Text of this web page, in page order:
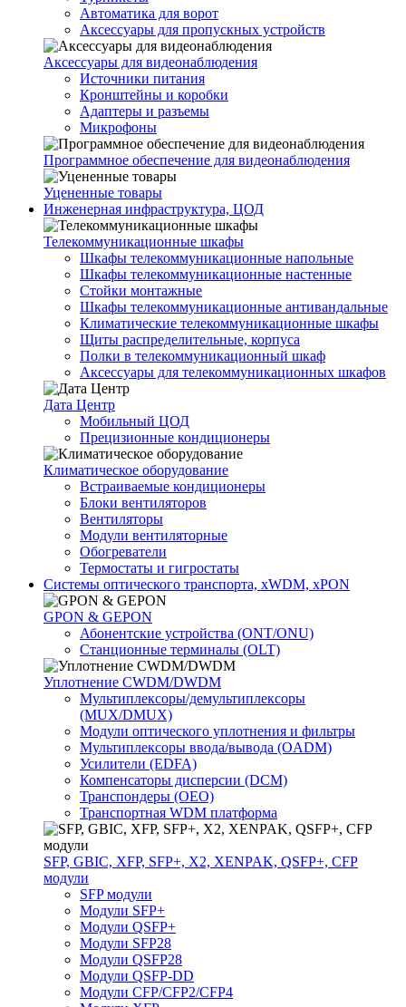
Автоматика для ворот
Аксессуары для пропускных устройств
Аксессуары для видеонаблюдения
Источники питания
Кронштейны и коробки
Адаптеры и разъемы
Микрофоны
Программное обеспечение для видеонаблюдения
Уцененные товары
Инженерная инфраструктура, ЦОД
Телекоммуникационные шкафы
Шкафы телекоммуникационные напольные
Шкафы телекоммуникационные настенные
Стойки монтажные
Шкафы телекоммуникационные антивандальные
Климатические телекоммуникационные шкафы
Щиты распределительные, корпуса
Полки в телекоммуникационный шкаф
Аксессуары для телекоммуникационных шкафов
Дата Центр
Мобильный ЦОД
Прецизионные кондиционеры
Климатичeское оборудование
Встраиваемые кондиционеры
Блоки вентиляторов
Вентиляторы
Модули вентиляторные
Обогреватели
Термостаты и гигростаты
Системы оптического транспорта, xWDM, xPON
GPON & GEPON
Абонентские устройства (ONT/ONU)
Станционные терминалы (OLT)
Уплотнение CWDM/DWDM
Мультиплексоры/демультиплексоры
(MUX/DMUX)
Модули оптического уплотнения и фильтры
Мультиплексоры ввода/вывода (OADM)
Усилители (EDFA)
Компенсаторы дисперсии (DCM)
Транспондеры (OEO)
Транспортная WDM платформа
SFP, GBIC, XFP, SFP+, X2, XENPAK, QSFP+, CFP
модули
SFP модули
Модули SFP+
Модули QSFP+
Модули SFP28
Модули QSFP28
Модули QSFP-DD
Модули CFP/CFP2/CFP4